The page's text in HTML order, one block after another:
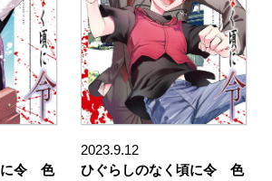
に令 色
2023.9.12
ひぐらしのなく頃に令 色